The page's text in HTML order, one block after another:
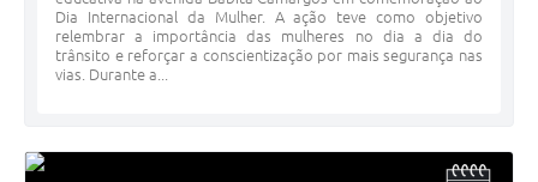
Dia Internacional da Mulher. A ação teve como objetivo
relembrar a importância das mulheres no dia a dia do
trânsito e reforçar a conscientização por mais segurança nas
vias. Durante a...